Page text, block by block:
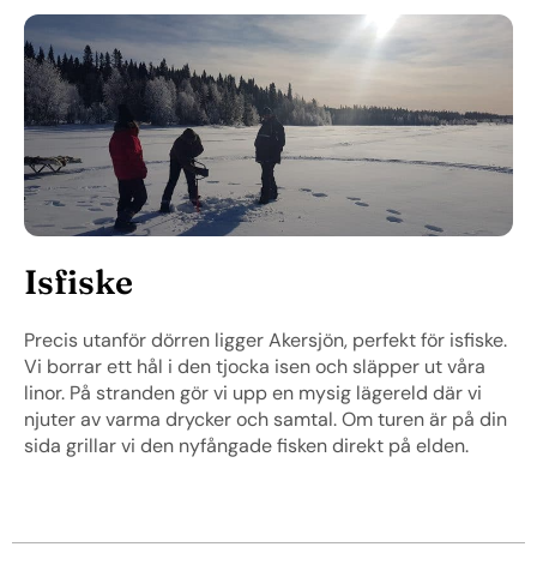
Isfiske
Precis utanför dörren ligger Akersjön, perfekt för isfiske.
Vi borrar ett hål i den tjocka isen och släpper ut våra
linor. På stranden gör vi upp en mysig lägereld där vi
njuter av varma drycker och samtal. Om turen är på din
sida grillar vi den nyfångade fisken direkt på elden.